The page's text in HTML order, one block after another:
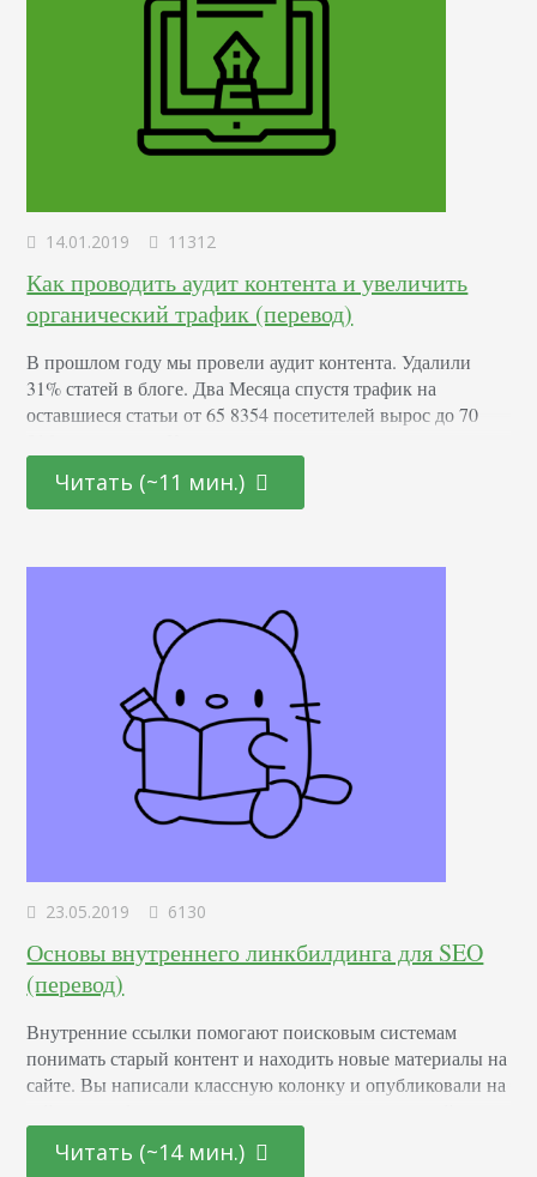
14.01.2019 11312
Как проводить аудит контента и увеличить
органический трафик (перевод)
В прошлом году мы провели аудит контента. Удалили
31% статей в блоге. Два Месяца спустя трафик на
оставшиеся статьи от 65 8354 посетителей вырос до 70
трафика больше. Siege Media увидели увеличение трафика
примерно на 50% для одного из своих клиентов после
Читать (~11 мин.)
23.05.2019 6130
Основы внутреннего линкбилдинга для SEO
(перевод)
Внутренние ссылки помогают поисковым системам
понимать старый контент и находить новые материалы на
сайте. Вы написали классную колонку и опубликовали на
статьи. Если предположим, что страницы нет в карте
сайта, на нее не ведут обратные ссылки, то веб-сканер
Читать (~14 мин.)